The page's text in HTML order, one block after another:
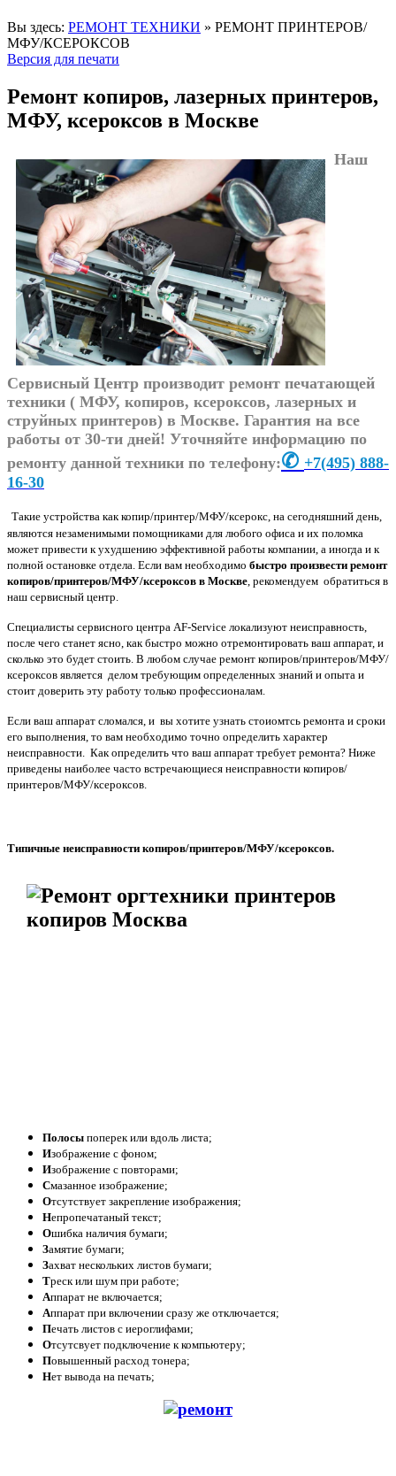
Вы здесь: РЕМОНТ ТЕХНИКИ » РЕМОНТ ПРИНТЕРОВ/
МФУ/КСЕРОКСОВ
Версия для печати
Ремонт копиров, лазерных принтеров,
МФУ, ксероксов в Москве
Наш
Сервисный Центр производит ремонт печатающей
техники ( МФУ, копиров, ксероксов, лазерных и
струйных принтеров) в Москве. Гарантия на все
работы от 30-ти дней! Уточняйте информацию по
ремонту данной техники по телефону:✆ +7(495) 888-
16-30
Такие устройства как копир/принтер/МФУ/ксерокс, на сегодняшний день,
являются незаменимыми помощниками для любого офиса и их поломка
может привести к ухудшению эффективной работы компании, а иногда и к
полной остановке отдела. Если вам необходимо быстро произвести ремонт
копиров/принтеров/МФУ/ксероксов в Москве , рекомендуем обратиться в
наш сервисный центр.
Специалисты сервисного центра AF-Service локализуют неисправность,
после чего станет ясно, как быстро можно отремонтировать ваш аппарат, и
сколько это будет стоить. В любом случае ремонт копиров/принтеров/МФУ/
ксероксов является делом требующим определенных знаний и опыта и
стоит доверить эту работу только профессионалам.
Если ваш аппарат сломался, и вы хотите узнать стоиомтсь ремонта и сроки
его выполнения, то вам необходимо точно определить характер
неисправности. Как определить что ваш аппарат требует ремонта? Ниже
приведены наиболее часто встречающиеся неисправности копиров/
принтеров/МФУ/ксероксов.
Типичные неисправности копиров/принтеров/МФУ/ксероксов.
Полосы поперек или вдоль листа;
Изображение с фоном;
Изображение с повторами;
Смазанное изображение;
Отсутствует закрепление изображения;
Непропечатаный текст;
Ошибка наличия бумаги;
Замятие бумаги;
Захват нескольких листов бумаги;
Треск или шум при работе;
Аппарат не включается;
Аппарат при включении сразу же отключается;
Печать листов с иероглифами;
Отсутсвует подключение к компьютеру;
Повышенный расход тонера;
Нет вывода на печать;